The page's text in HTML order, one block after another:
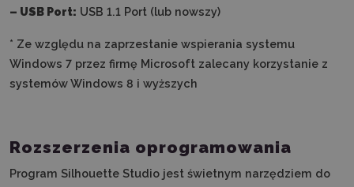
– USB Port: USB 1.1 Port (lub nowszy)
* Ze względu na zaprzestanie wspierania systemu
Windows 7 przez firmę Microsoft zalecany korzystanie z
systemów Windows 8 i wyższych
Rozszerzenia oprogramowania
Program Silhouette Studio jest świetnym narzędziem do